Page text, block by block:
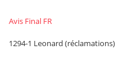
Avis Final FR
1294-1 Leonard (réclamations)